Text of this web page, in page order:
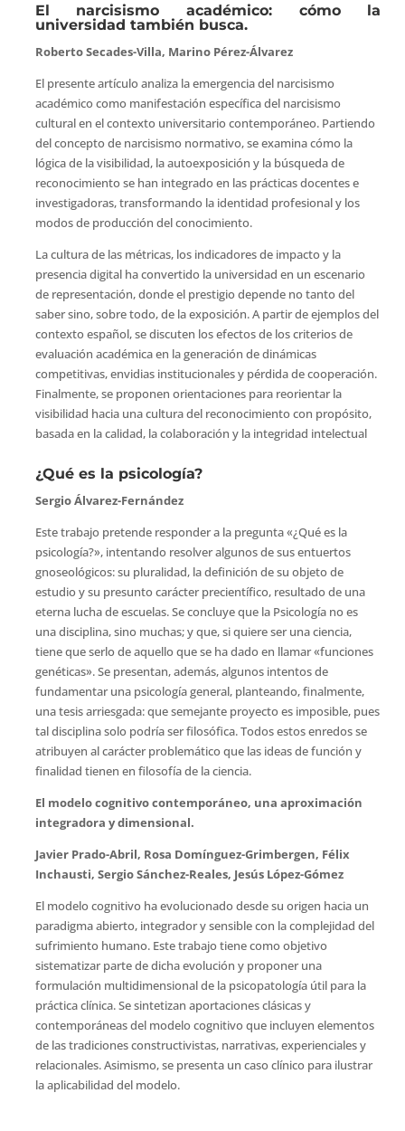
El narcisismo académico: cómo la
universidad también busca.
Roberto Secades-Villa, Marino Pérez-Álvarez
El presente artículo analiza la emergencia del narcisismo
académico como manifestación específica del narcisismo
cultural en el contexto universitario contemporáneo. Partiendo
del concepto de narcisismo normativo, se examina cómo la
lógica de la visibilidad, la autoexposición y la búsqueda de
reconocimiento se han integrado en las prácticas docentes e
investigadoras, transformando la identidad profesional y los
modos de producción del conocimiento.
La cultura de las métricas, los indicadores de impacto y la
presencia digital ha convertido la universidad en un escenario
de representación, donde el prestigio depende no tanto del
saber sino, sobre todo, de la exposición. A partir de ejemplos del
contexto español, se discuten los efectos de los criterios de
evaluación académica en la generación de dinámicas
competitivas, envidias institucionales y pérdida de cooperación.
Finalmente, se proponen orientaciones para reorientar la
visibilidad hacia una cultura del reconocimiento con propósito,
basada en la calidad, la colaboración y la integridad intelectual
¿Qué es la psicología?
Sergio Álvarez-Fernández
Este trabajo pretende responder a la pregunta «¿Qué es la
psicología?», intentando resolver algunos de sus entuertos
gnoseológicos: su pluralidad, la definición de su objeto de
estudio y su presunto carácter precientífico, resultado de una
eterna lucha de escuelas. Se concluye que la Psicología no es
una disciplina, sino muchas; y que, si quiere ser una ciencia,
tiene que serlo de aquello que se ha dado en llamar «funciones
genéticas». Se presentan, además, algunos intentos de
fundamentar una psicología general, planteando, finalmente,
una tesis arriesgada: que semejante proyecto es imposible, pues
tal disciplina solo podría ser filosófica. Todos estos enredos se
atribuyen al carácter problemático que las ideas de función y
finalidad tienen en filosofía de la ciencia.
El modelo cognitivo contemporáneo, una aproximación
integradora y dimensional.
Javier Prado-Abril, Rosa Domínguez-Grimbergen, Félix
Inchausti, Sergio Sánchez-Reales, Jesús López-Gómez
El modelo cognitivo ha evolucionado desde su origen hacia un
paradigma abierto, integrador y sensible con la complejidad del
sufrimiento humano. Este trabajo tiene como objetivo
sistematizar parte de dicha evolución y proponer una
formulación multidimensional de la psicopatología útil para la
práctica clínica. Se sintetizan aportaciones clásicas y
contemporáneas del modelo cognitivo que incluyen elementos
de las tradiciones constructivistas, narrativas, experienciales y
relacionales. Asimismo, se presenta un caso clínico para ilustrar
la aplicabilidad del modelo.